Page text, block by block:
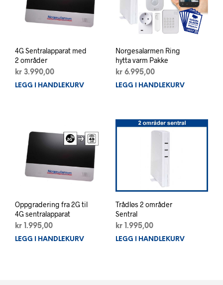
4G Sentralapparat med
2 områder
kr 3.990,00
LEGG I HANDLEKURV
Norgesalarmen Ring
hytta varm Pakke
kr6.995,00
LEGG I HANDLEKURV
Oppgradering fra 2G til
4G sentralapparat
kr 1.995,00
LEGG I HANDLEKURV
Trådløs 2 områder
Sentral
kr1.995,00
LEGG I HANDLEKURV